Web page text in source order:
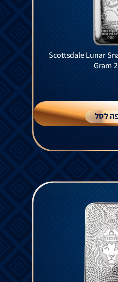
Scottsdale Lunar
Gram
לסל